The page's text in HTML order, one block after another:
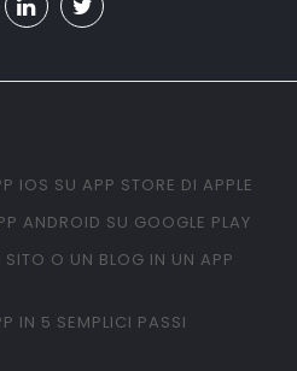
IOS SU APP STORE DI APPLE
ANDROID SU GOOGLE PLAY
O UN BLOG IN UN APP
IN 5 SEMPLICI PASSI